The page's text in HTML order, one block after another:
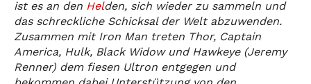
ist es an den Helden, sich wieder zu sammeln und
das schreckliche Schicksal der Welt abzuwenden.
Zusammen mit Iron Man treten Thor, Captain
America, Hulk, Black Widow und Hawkeye (Jeremy
Renner) dem fiesen Ultron entgegen und